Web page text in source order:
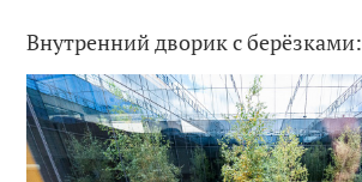
Внутренний дворик с берёзками: